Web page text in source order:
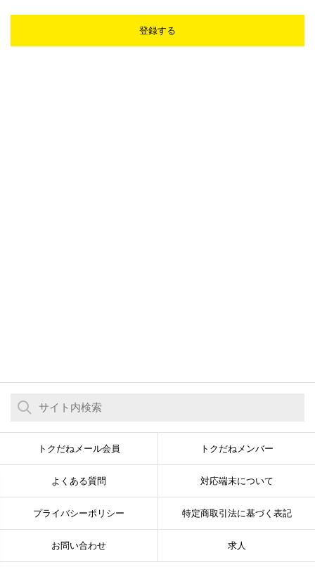
登録する
トクだねメール会員 トクだねメンバー
よくある質問 対応端末について
プライバシーポリシー 特定商取引法に基づく表記
お問い合わせ 求人